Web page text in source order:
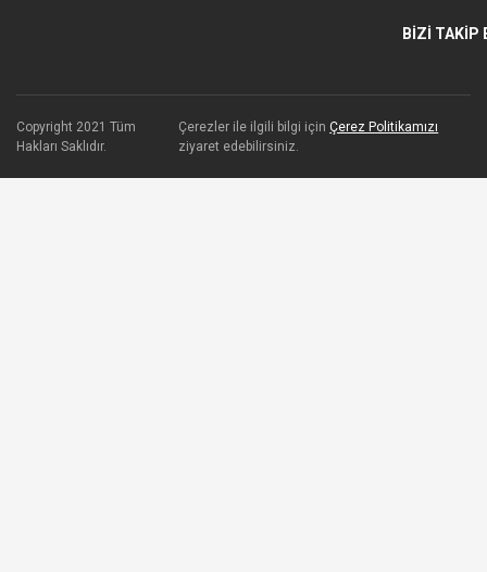
BİZİ TAKİP
Copyright 2021 Tüm
Hakları Saklıdır.
Çerezler ile ilgili bilgi içinÇerez Politikamızı
ziyaret edebilirsiniz.